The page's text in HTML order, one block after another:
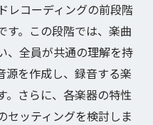
レコーディングの前段階
す。この段階では、楽曲
、全員が共通の理解を持
源を作成し、録音する楽
。さらに、各楽器の特性
セッティングを検討しま